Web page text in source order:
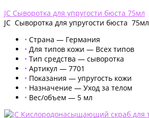
JС Сыворотка для упругости бюста 75мл
JС Сыворотка для упругости бюста 75мл
• Страна — Германия
• Для типов кожи — Всех типов
• Тип средства — сыворотка
• Артикул — 7701
• Показания — упругость кожи
• Назначение — Уход за телом
• Вес/объем — 5 мл